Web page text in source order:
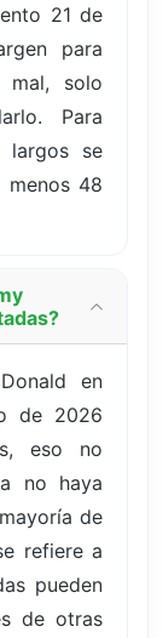
21 de
para
mal, solo
Para
largos se
menos 48
en
de 2026
eso no
no haya
de
refiere a
pueden
de otras